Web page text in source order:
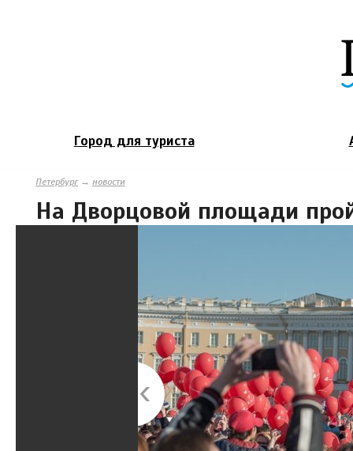
Город для туриста
Петербург→ новости
На Дворцовой площади